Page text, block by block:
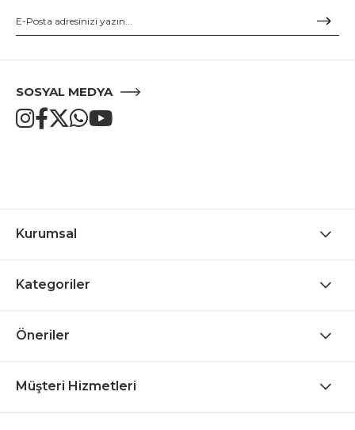
SOSYAL MEDYA
Kurumsal
Kategoriler
Öneriler
Müşteri Hizmetleri